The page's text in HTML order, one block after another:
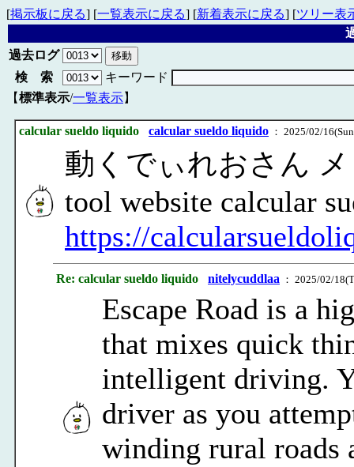
[掲示板に戻る] [一覧表示に戻る] [新着表示に戻る] [ツリー表
過去ログ
検 索
キーワード
【標準表示/一覧表示】
calcular sueldo liquido calcular sueldo liquido ： 2025/02/
動くでぃれおさん
tool website calcular
https://
Re: calcular sueldo liquido nitelycuddlaa ： 2025/02/
Escape Road is a
that mixes quick
intelligent driving.
driver as you
winding rural roads